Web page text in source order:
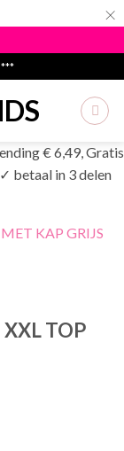
×
€ 6,49, Gratis
betaal in 3 delen
TOP